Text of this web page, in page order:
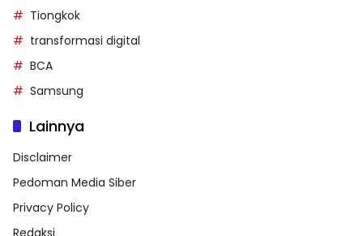
Tiongkok
transformasi digital
BCA
Samsung
Lainnya
Disclaimer
Pedoman Media Siber
Privacy Policy